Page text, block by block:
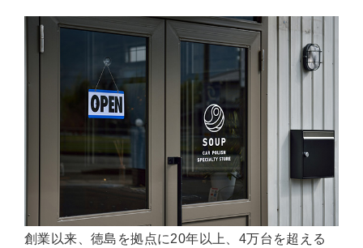
創業以来、徳島を拠点に20年以上、4万台を超える